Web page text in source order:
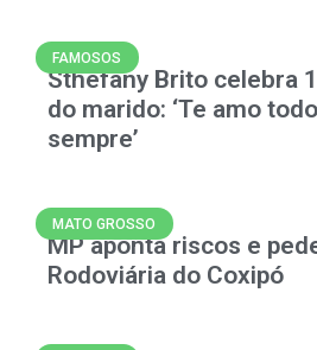
FAMOSOS
Sthefany Brito celebra
do marido: ‘Te amo
sempre’
MATO GROSSO
MP aponta riscos e
Rodoviária do Coxipó